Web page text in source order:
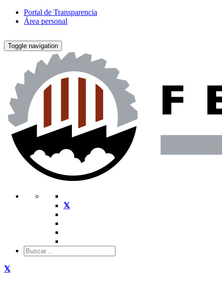
Portal de Transparencia
Área personal
Toggle navigation